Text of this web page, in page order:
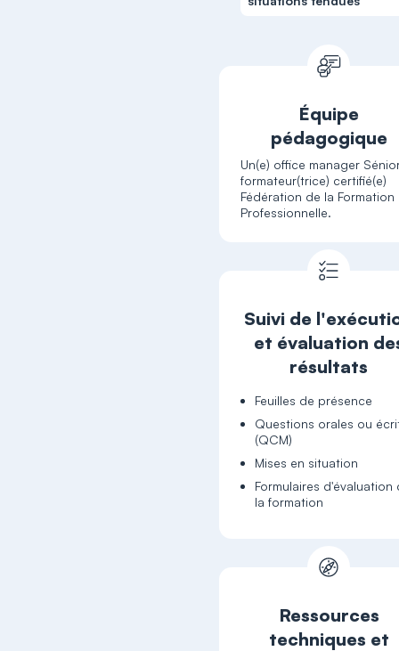
Équipe
pédagogique
Un(e) office manager
formateur(trice) certifié(e)
Fédération de la Formation
Professionnelle.
Suivi de
et évaluation
résultats
Feuilles de présence
Questions orales ou
(QCM)
Mises en situation
Formulaires d'évaluation
la formation
Ressources
techniques et